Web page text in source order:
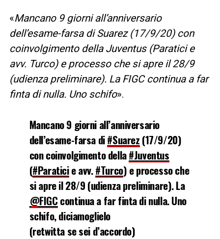
«Mancano 9 giorni all’anniversario
dell’esame-farsa di Suarez (17/9/20) con
coinvolgimento della Juventus (Paratici e
avv. Turco) e processo che si apre il 28/9
(udienza preliminare). La FIGC continua a far
finta di nulla. Uno schifo».
Mancano 9 giorni all’anniversario
dell’esame-farsa di#Suarez(17/9/20)
con coinvolgimento della#Juventus
(#Paraticie avv.#Turco) e processo che
si apre il 28/9 (udienza preliminare). La
@FIGCcontinua a far finta di nulla. Uno
schifo, diciamoglielo
(retwitta se sei d’accordo)